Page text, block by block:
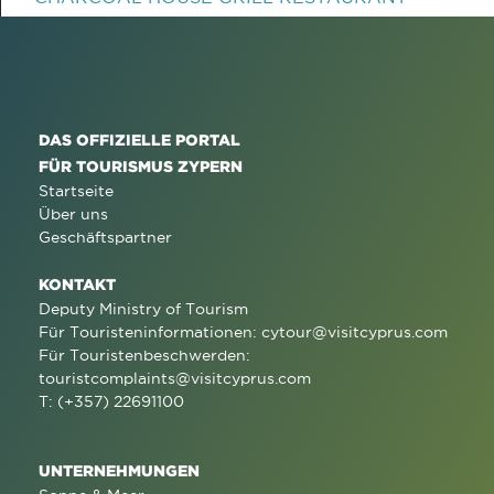
DAS OFFIZIELLE PORTAL
FÜR TOURISMUS ZYPERN
Startseite
Über uns
Geschäftspartner
KONTAKT
Deputy Ministry of Tourism
Für Touristeninformationen: cytour@visitcyprus.com
Für Touristenbeschwerden:
touristcomplaints@visitcyprus.com
T: (+357) 22691100
UNTERNEHMUNGEN